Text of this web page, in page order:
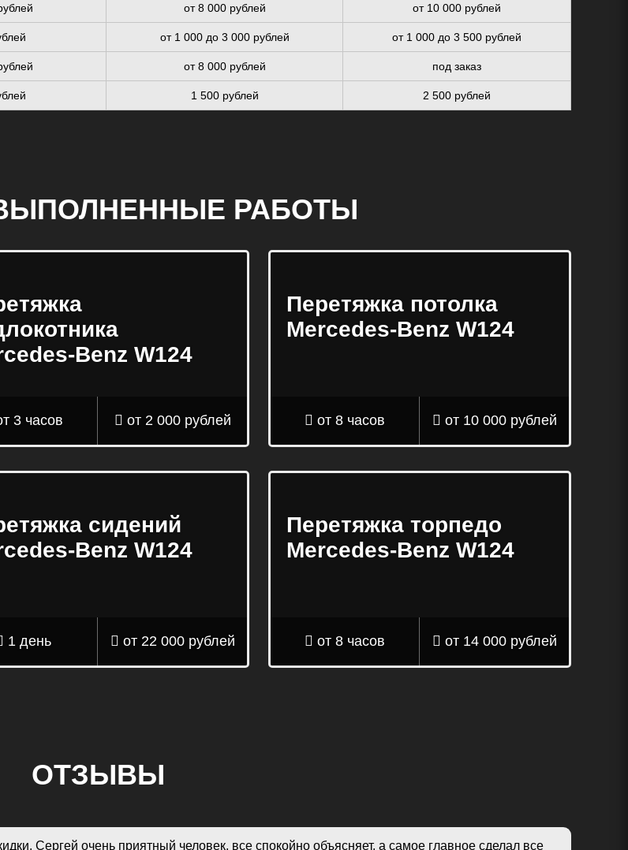
от 8 000 рублей от 10 000 рублей
от 1 000 до 3 000 рублей от 1 000 до 3 500 рублей
от 8 000 рублей под заказ
1 500 рублей 2 500 рублей
РАБОТЫ
Benz W124
3 часов от 2 000 рублей
Перетяжка потолка
Mercedes-Benz W124
от 8 часов от 10 000 рублей
сидений
Benz W124
1 день от 22 000 рублей
Перетяжка торпедо
Mercedes-Benz W124
от 8 часов от 14 000 рублей
ОТЗЫВЫ
Сергей очень приятный человек, все спокойно объясняет, а самое главное сделал все